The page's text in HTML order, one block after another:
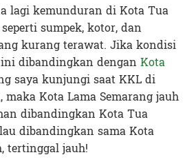
lagi kemunduran di Kota Tua
sumpek, kotor, dan
kurang terawat. Jika kondisi
dibandingkan dengan Kota
saya kunjungi saat KKL di
Kota Lama Semarang jauh
dibandingkan Kota Tua
dibandingkan sama Kota
tertinggal jauh!